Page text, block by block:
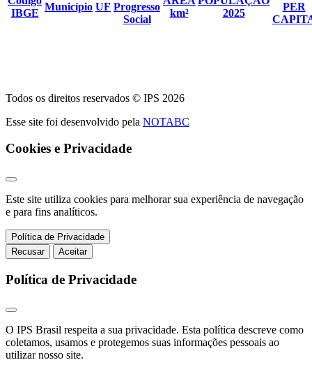
IBGE
Município UF Progresso
Social
km²
2025
PER
Todos os direitos reservados © IPS 2026
Esse site foi desenvolvido pela NOTABC
Cookies e Privacidade
Este site utiliza cookies para melhorar sua experiência de navegação
e para fins analíticos.
Política de Privacidade
Recusar
Aceitar
Política de Privacidade
O IPS Brasil respeita a sua privacidade. Esta política descreve como
coletamos, usamos e protegemos suas informações pessoais ao
utilizar nosso site.